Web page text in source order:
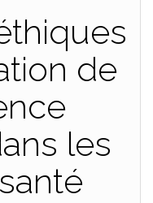
de
les